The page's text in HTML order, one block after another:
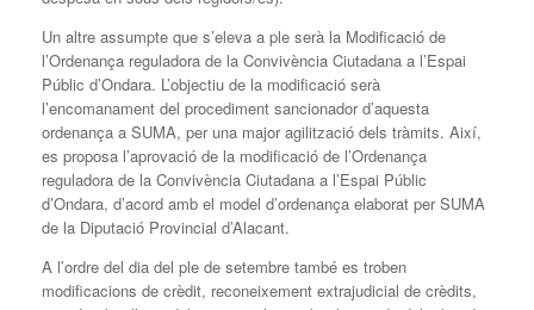
Un altre assumpte que s’eleva a ple serà la Modificació de
l’Ordenança reguladora de la Convivència Ciutadana a l’Espai
Públic d’Ondara. L’objectiu de la modificació serà
l’encomanament del procediment sancionador d’aquesta
ordenança a SUMA, per una major agilització dels tràmits. Així,
es proposa l’aprovació de la modificació de l’Ordenança
reguladora de la Convivència Ciutadana a l’Espai Públic
d’Ondara, d’acord amb el model d’ordenança elaborat per SUMA
de la Diputació Provincial d’Alacant.
A l’ordre del dia del ple de setembre també es troben
modificacions de crèdit, reconeixement extrajudicial de crèdits,